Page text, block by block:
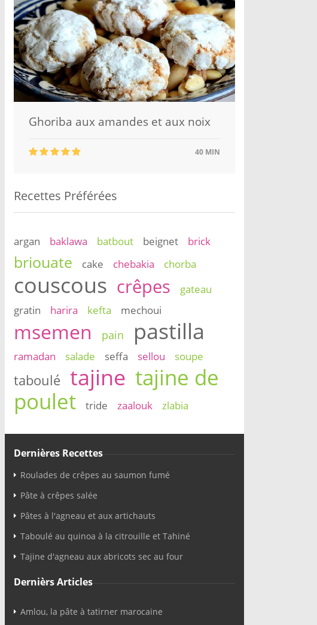
Ghoriba aux amandes et aux noix
40 MIN
Recettes Préférées
argan baklawa batbout beignet brick
briouate cake chebakia chorba
couscous crêpes
gateau
gratin
harira kefta mechoui
msemen pain pastilla
ramadan salade seffa sellou soupe
taboulé tajine tajine de
poulet
tride zaalouk zlabia
Dernières Recettes
Roulades de crêpes au saumon fumé
Pâte à crêpes salée
Pâtes à l'agneau et aux artichauts
Taboulé au quinoa à la citrouille et Tahiné
Tajine d'agneau aux abricots sec au four
Dernièrs Articles
Amlou, la pâte à tatirner marocaine